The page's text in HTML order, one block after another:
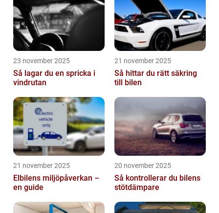
23 november 2025
Så lagar du en spricka i
vindrutan
21 november 2025
Så hittar du rätt säkring
till bilen
21 november 2025
Elbilens miljöpåverkan –
en guide
20 november 2025
Så kontrollerar du bilens
stötdämpare